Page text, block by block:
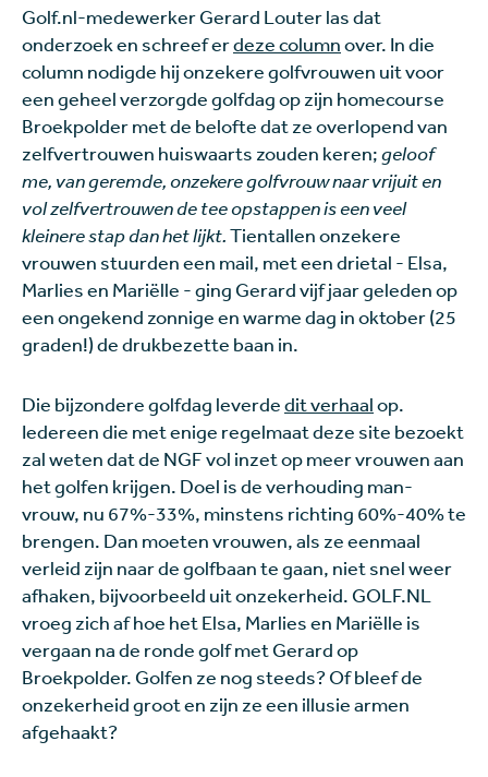
Golf.nl-medewerker Gerard Louter las dat
onderzoek en schreef erdeze columnover. In die
column nodigde hij onzekere golfvrouwen uit voor
een geheel verzorgde golfdag op zijn homecourse
Broekpolder met de belofte dat ze overlopend van
zelfvertrouwen huiswaarts zouden keren;geloof
me, van geremde, onzekere golfvrouw naar vrijuit en
vol zelfvertrouwen de tee opstappen is een veel
kleinere stap dan het lijkt.Tientallen onzekere
vrouwen stuurden een mail, met een drietal - Elsa,
Marlies en Mariëlle - ging Gerard vijf jaar geleden op
een ongekend zonnige en warme dag in oktober (25
graden!) de drukbezette baan in.
Die bijzondere golfdag leverdedit verhaalop.
Iedereen die met enige regelmaat deze site bezoekt
zal weten dat de NGF vol inzet op meer vrouwen aan
het golfen krijgen. Doel is de verhouding man-
vrouw, nu 67%-33%, minstens richting 60%-40% te
brengen. Dan moeten vrouwen, als ze eenmaal
verleid zijn naar de golfbaan te gaan, niet snel weer
afhaken, bijvoorbeeld uit onzekerheid. GOLF.NL
vroeg zich af hoe het Elsa, Marlies en Mariëlle is
vergaan na de ronde golf met Gerard op
Broekpolder. Golfen ze nog steeds? Of bleef de
onzekerheid groot en zijn ze een illusie armen
afgehaakt?